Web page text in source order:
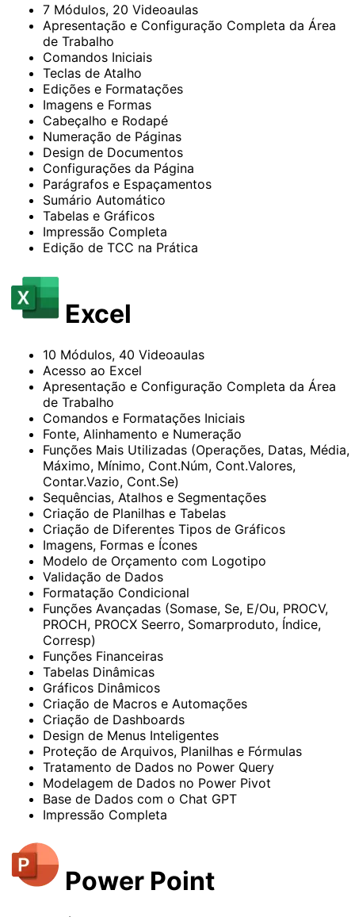
7 Módulos, 20 Videoaulas
Apresentação e Configuração Completa da Área
de Trabalho
Comandos Iniciais
Teclas de Atalho
Edições e Formatações
Imagens e Formas
Cabeçalho e Rodapé
Numeração de Páginas
Design de Documentos
Configurações da Página
Parágrafos e Espaçamentos
Sumário Automático
Tabelas e Gráficos
Impressão Completa
Edição de TCC na Prática
Excel
10 Módulos, 40 Videoaulas
Acesso ao Excel
Apresentação e Configuração Completa da Área
de Trabalho
Comandos e Formatações Iniciais
Fonte, Alinhamento e Numeração
Funções Mais Utilizadas (Operações, Datas, Média,
Máximo, Mínimo, Cont.Núm, Cont.Valores,
Contar.Vazio, Cont.Se)
Sequências, Atalhos e Segmentações
Criação de Planilhas e Tabelas
Criação de Diferentes Tipos de Gráficos
Imagens, Formas e Ícones
Modelo de Orçamento com Logotipo
Validação de Dados
Formatação Condicional
Funções Avançadas (Somase, Se, E/Ou, PROCV,
PROCH, PROCX Seerro, Somarproduto, Índice,
Corresp)
Funções Financeiras
Tabelas Dinâmicas
Gráficos Dinâmicos
Criação de Macros e Automações
Criação de Dashboards
Design de Menus Inteligentes
Proteção de Arquivos, Planilhas e Fórmulas
Tratamento de Dados no Power Query
Modelagem de Dados no Power Pivot
Base de Dados com o Chat GPT
Impressão Completa
Power Point